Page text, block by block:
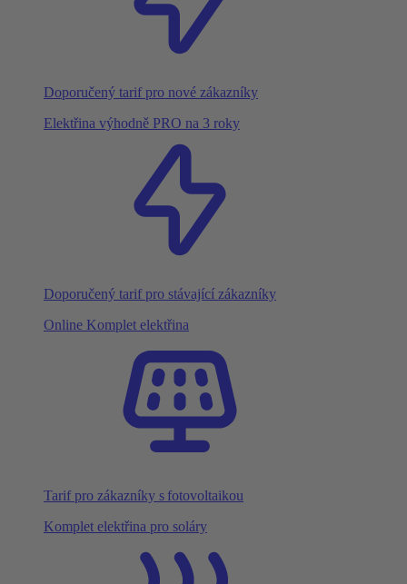
Doporučený tarif pro nové zákazníky
Elektřina výhodně PRO na 3 roky
Doporučený tarif pro stávající zákazníky
Online Komplet elektřina
Tarif pro zákazníky s fotovoltaikou
Komplet elektřina pro soláry